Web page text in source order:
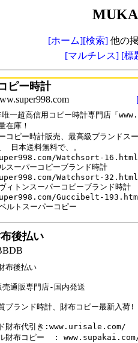
[ホーム][検索] 他の
[マルチレス] [標
ピー時計
一超高信用コピー時計専門店「
在庫！
コピー時計販売、最高級ブランドス
日本送料無料で、。
Watchsort-16.html
スーパーコピーブランド時計
Watchsort-32.html
ィトンスーパーコピーブランド時計
Guccibelt-
ルトスーパーコピー
後払い
布後払い
売通販専門店-国内発送
ブランド時計、財布コピー最新入荷!
財布代引き:www.urisale.com/
ル財布コピー  :